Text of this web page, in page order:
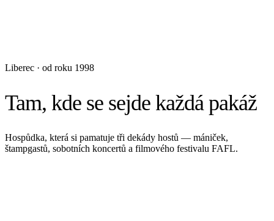
Liberec · od roku 1998
Tam, kde se sejde každá pakáž
Hospůdka, která si pamatuje tři dekády hostů — mániček,
štampgastů, sobotních koncertů a filmového festivalu FAFL.